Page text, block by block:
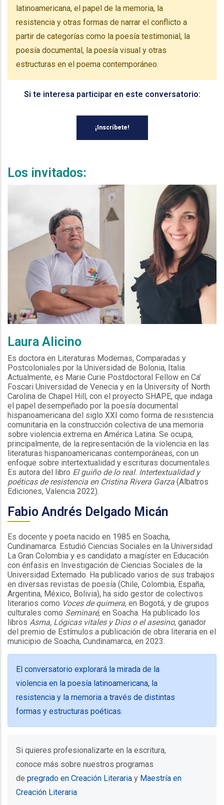
latinoamericana, el papel de la memoria, la
resistencia y otras formas de narrar el conflicto a
partir de categorías como la poesía testimonial, la
poesía documental, la poesía visual y otras
estructuras en el poema contemporáneo.
Si te interesa participar en este conversatorio:
¡Inscríbete!
Los invitados:
Laura Alicino
Es doctora en Literaturas Modernas, Comparadas y
Postcoloniales por la Universidad de Bolonia, Italia.
Actualmente, es Marie Curie Postdoctoral Fellow en Ca’
Foscari Universidad de Venecia y en la University of North
Carolina de Chapel Hill, con el proyecto SHAPE, que indaga
el papel desempeñado por la poesía documental
hispanoamericana del siglo XXI como forma de resistencia
comunitaria en la construcción colectiva de una memoria
sobre violencia extrema en América Latina. Se ocupa,
principalmente, de la representación de la violencia en las
literaturas hispanoamericanas contemporáneas, con un
enfoque sobre intertextualidad y escrituras documentales.
Es autora del libro El guiño de lo real. Intertextualidad y
poéticas de resistencia en Cristina Rivera Garza (Albatros
Ediciones, Valencia 2022).
Fabio Andrés Delgado Micán
Es docente y poeta nacido en 1985 en Soacha,
Cundinamarca. Estudió Ciencias Sociales en la Universidad
La Gran Colombia y es candidato a magíster en Educación
con énfasis en Investigación de Ciencias Sociales de la
Universidad Externado. Ha publicado varios de sus trabajos
en diversas revistas de poesía (Chile, Colombia, España,
Argentina, México, Bolivia), ha sido gestor de colectivos
literarios como Voces de quimera, en Bogotá, y de grupos
culturales como Seminaré, en Soacha. Ha publicado los
libros Asma, Lógicas vitales y Dios o el asesino, ganador
del premio de Estímulos a publicación de obra literaria en el
municipio de Soacha, Cundinamarca, en 2023.
El conversatorio explorará la mirada de la
violencia en la poesía latinoamericana, la
resistencia y la memoria a través de distintas
formas y estructuras poéticas.
Si quieres profesionalizarte en la escritura,
conoce más sobre nuestros programas
de pregrado en Creación Literaria y Maestría en
Creación Literaria